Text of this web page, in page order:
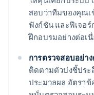
สอบว่าทีมของคุณเ
ฟังก์ชัน และฟีเจอ
ฝึกอบรมอย่างต่อเ
การตรวจสอบอย่า
ติดตามตัวบ่งชี้ประ
ประมวลผล อัตรา